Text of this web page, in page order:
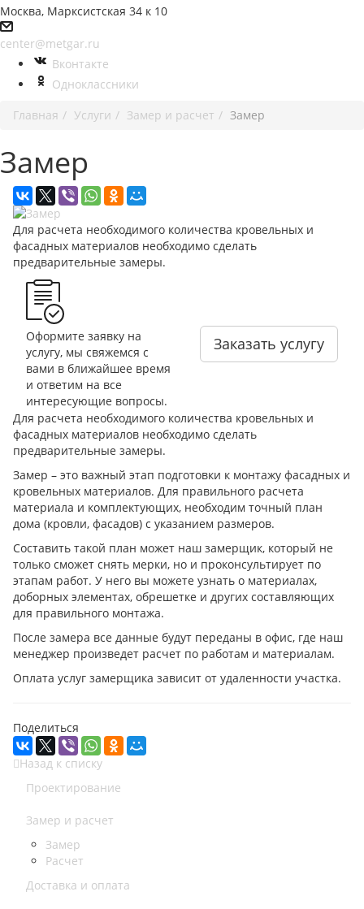
Москва, Марксистская 34 к 10
center@metgar.ru
Вконтакте
Одноклассники
Главная
Услуги Замер и расчет Замер
Замер
Для расчета необходимого количества кровельных и
фасадных материалов необходимо сделать
предварительные замеры.
Оформите заявку на
услугу, мы свяжемся с
вами в ближайшее время
и ответим на все
интересующие вопросы.
Заказать услугу
Для расчета необходимого количества кровельных и
фасадных материалов необходимо сделать
предварительные замеры.
Замер – это важный этап подготовки к монтажу фасадных и
кровельных материалов. Для правильного расчета
материала и комплектующих, необходим точный план
дома (кровли, фасадов) с указанием размеров.
Составить такой план может наш замерщик, который не
только сможет снять мерки, но и проконсультирует по
этапам работ. У него вы можете узнать о материалах,
доборных элементах, обрешетке и других составляющих
для правильного монтажа.
После замера все данные будут переданы в офис, где наш
менеджер произведет расчет по работам и материалам.
Оплата услуг замерщика зависит от удаленности участка.
Поделиться
Назад к списку
Проектирование
Замер и расчет
Замер
Расчет
Доставка и оплата